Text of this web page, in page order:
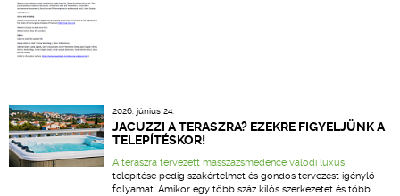
2026. június 24.
JACUZZI A TERASZRA? EZEKRE FIGYELJÜNK A
TELEPÍTÉSKOR!
A teraszra tervezett masszázsmedence valódi luxus,
telepítése pedig szakértelmet és gondos tervezést igénylő
folyamat. Amikor egy több száz kilós szerkezetet és több